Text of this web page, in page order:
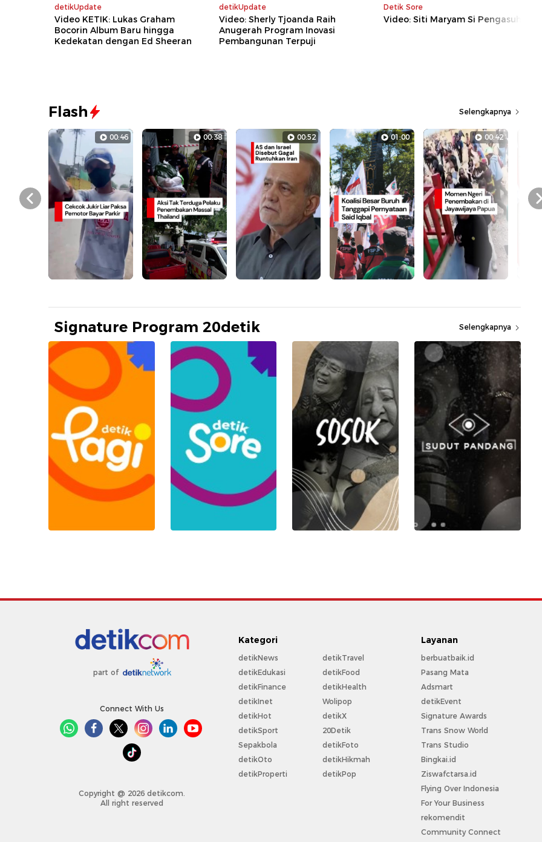
detikUpdate
Video KETIK: Lukas Graham
Bocorin Album Baru hingga
Kedekatan dengan Ed Sheeran
detikUpdate
Video: Sherly Tjoanda Raih
Anugerah Program Inovasi
Pembangunan Terpuji
Detik Sore
Video: Siti Maryam Si Pengasuh
Flash Selengkapnya
00:46 00:38 00:52 01:00 00:42
Prev
Signature Program 20detik Selengkapnya
part of
Connect With Us
Copyright @ 2026 detikcom.
All right reserved
Kategori
detikNews
detikEdukasi
detikFinance
detikInet
detikHot
detikSport
Sepakbola
detikOto
detikProperti
detikTravel
detikFood
detikHealth
Wolipop
detikX
20Detik
detikFoto
detikHikmah
detikPop
Layanan
berbuatbaik.id
Pasang Mata
Adsmart
detikEvent
Signature Awards
Trans Snow World
Trans Studio
Bingkai.id
Ziswafctarsa.id
Flying Over Indonesia
For Your Business
rekomendit
Community Connect